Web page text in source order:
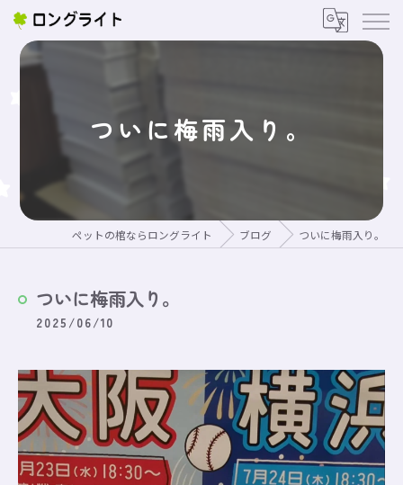
ついに梅雨入り。
ペットの棺ならロングライト ブログ ついに梅雨入り。
ついに梅雨入り。
2025/06/10